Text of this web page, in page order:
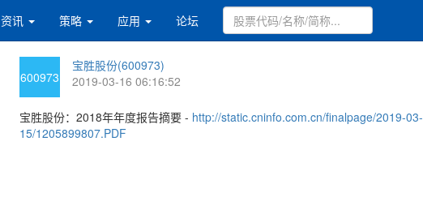
资讯 策略 应用 论坛
600973
宝胜股份(600973)
2019-03-16 06:16:52
宝胜股份：2018年年度报告摘要 - http://static.cninfo.com.cn/finalpage/2019-03-
15/1205899807.PDF